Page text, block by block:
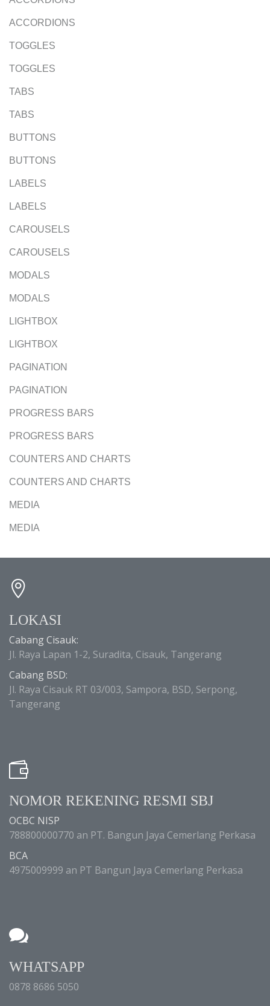
ACCORDIONS
TOGGLES
TOGGLES
TABS
TABS
BUTTONS
BUTTONS
LABELS
LABELS
CAROUSELS
CAROUSELS
MODALS
MODALS
LIGHTBOX
LIGHTBOX
PAGINATION
PAGINATION
PROGRESS BARS
PROGRESS BARS
COUNTERS AND CHARTS
COUNTERS AND CHARTS
MEDIA
MEDIA
LOKASI
Cabang Cisauk:
Jl. Raya Lapan 1-2, Suradita, Cisauk, Tangerang
Cabang BSD:
Jl. Raya Cisauk RT 03/003, Sampora, BSD, Serpong,
Tangerang
NOMOR REKENING RESMI SBJ
OCBC NISP
788800000770 an PT. Bangun Jaya Cemerlang Perkasa
BCA
4975009999 an PT Bangun Jaya Cemerlang Perkasa
WHATSAPP
0878 8686 5050